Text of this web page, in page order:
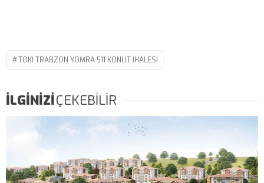
TOKI TRABZON YOMRA 511 KONUT IHALESI
İLGİNİZİÇEKEBİLİR